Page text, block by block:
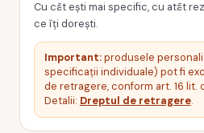
Cu cât ești mai specific, cu atât
ce îți dorești.
Important:produsele
specificații individuale) pot fi
de retragere, conform art. 16 lit.
Detalii: Dreptul de retragere.